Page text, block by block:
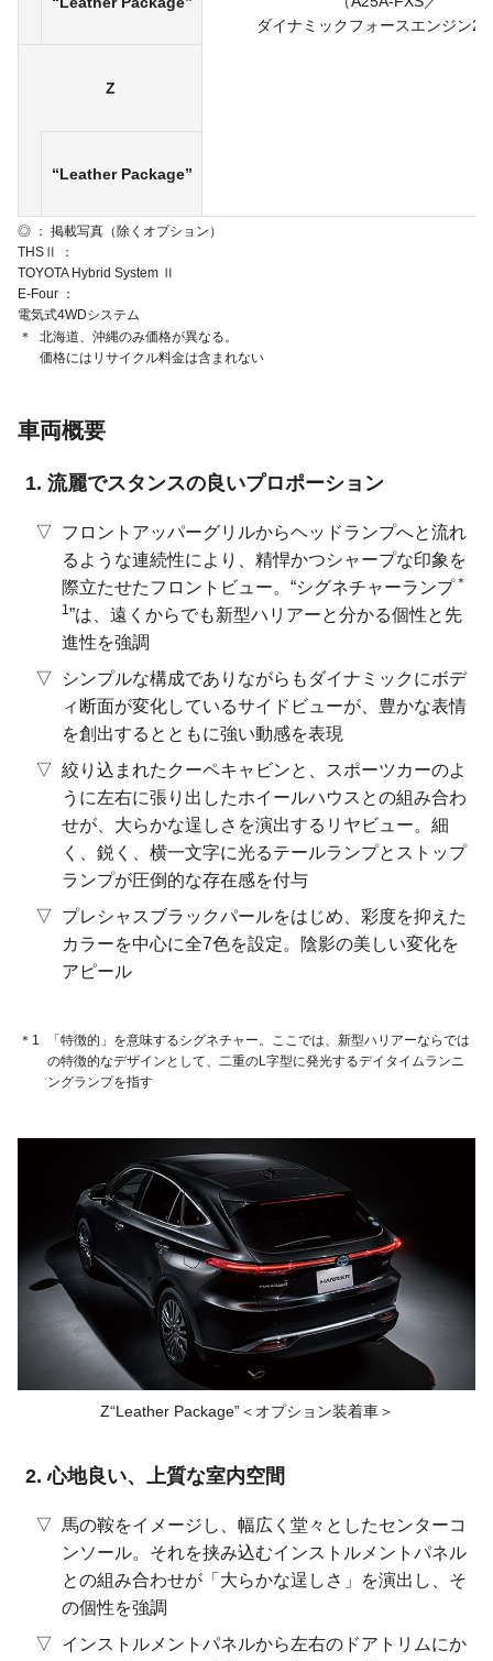
ダイナミックフォースエンジン
Z
“Leather Package”
◎ ： 掲載写真（除くオプション）
THSⅡ
TOYOTA Hybrid System Ⅱ
E-Four
電気式4WDシステム
＊
北海道、沖縄のみ価格が異なる。
価格にはリサイクル料金は含まれない
車両概要
流麗でスタンスの良いプロポーション
フロントアッパーグリルからヘッドランプへと流れ
るような連続性により、精悍かつシャープな印象を
際立たせたフロントビュー。“シグネチャーランプ＊
1 ”は、遠くからでも新型ハリアーと分かる個性と先
進性を強調
シンプルな構成でありながらもダイナミックにボデ
ィ断面が変化しているサイドビューが、豊かな表情
を創出するとともに強い動感を表現
絞り込まれたクーペキャビンと、スポーツカーのよ
うに左右に張り出したホイールハウスとの組み合わ
せが、大らかな逞しさを演出するリヤビュー。細
く、鋭く、横一文字に光るテールランプとストップ
ランプが圧倒的な存在感を付与
プレシャスブラックパールをはじめ、彩度を抑えた
カラーを中心に全7色を設定。陰影の美しい変化を
アピール
＊1
「特徴的」を意味するシグネチャー。ここでは、新型ハリアーならでは
の特徴的なデザインとして、二重のL字型に発光するデイタイムランニ
ングランプを指す
Z“Leather Package”＜オプション装着車＞
心地良い、上質な室内空間
馬の鞍をイメージし、幅広く堂々としたセンターコ
ンソール。それを挟み込むインストルメントパネル
との組み合わせが「大らかな逞しさ」を演出し、そ
の個性を強調
インストルメントパネルから左右のドアトリムにか